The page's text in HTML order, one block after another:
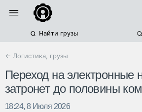
Найти грузы
← Логистика, грузы
Переход на электронные
затронет до половины
18:24, 8 Июля 2026